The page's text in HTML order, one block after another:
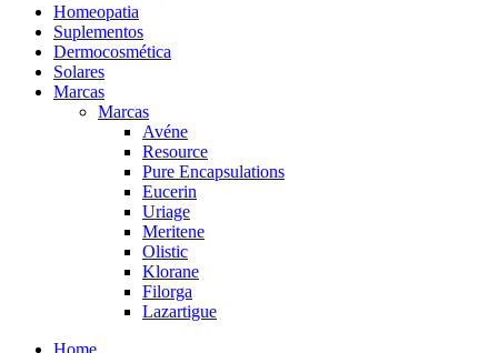
Homeopatia
Suplementos
Dermocosmética
Solares
Marcas
Marcas
Avéne
Resource
Pure Encapsulations
Eucerin
Uriage
Meritene
Olistic
Klorane
Filorga
Lazartigue
Home